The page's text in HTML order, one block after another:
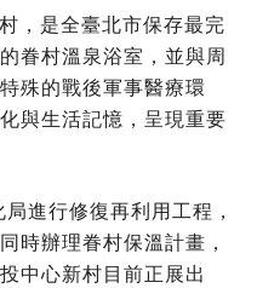
，是全臺北市保存最完
眷村溫泉浴室，並與周
殊的戰後軍事醫療環
與生活記憶，呈現重要
進行修復再利用工程，
時辦理眷村保溫計畫，
中心新村目前正展出